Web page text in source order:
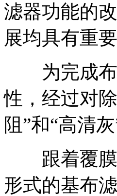
滤器功能的
展均具有重要
为完成布
性，经过对
阻”和“高清灰
跟着覆膜
形式的基布